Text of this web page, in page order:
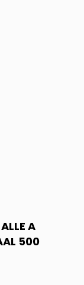
A
500